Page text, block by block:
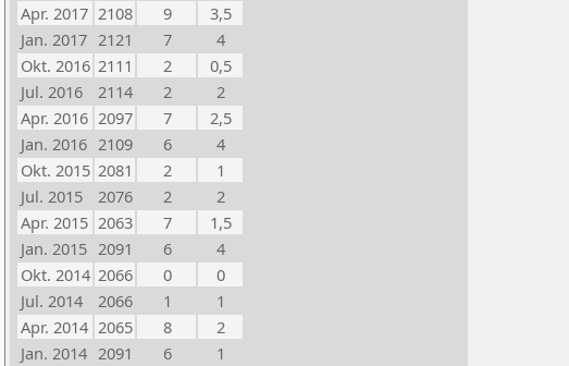
Apr. 2017 2108 9
3,5
Jan. 2017 2121 7
4
Okt. 2016 2111 2
0,5
Jul. 2016
2114 2
2
Apr. 2016 2097 7
2,5
Jan. 2016 2109 6
4
Okt. 2015 2081 2
1
Jul. 2015
2076 2
2
Apr. 2015 2063 7
1,5
Jan. 2015 2091 6
4
Okt. 2014 2066 0
0
Jul. 2014
2066 1
1
Apr. 2014 2065 8
2
Jan. 2014 2091 6
1